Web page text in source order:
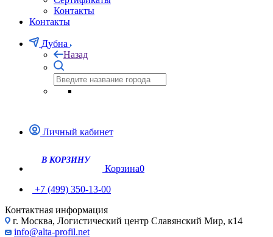
Контакты
Контакты
Дубна
Назад
Личный кабинет
Корзина0
+7 (499) 350-13-00
Контактная информация
г. Москва, Логистический центр Славянский Мир, к14
info@alta-profil.net